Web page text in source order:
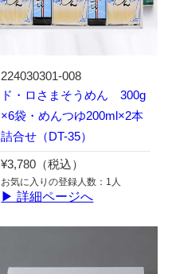
224030301-008
ド・ロさまそうめん 300g
×6袋・めんつゆ200ml×2本
詰合せ（DT-35）
¥3,780（税込）
お気に入りの登録人数：1人
▶ 詳細ページへ